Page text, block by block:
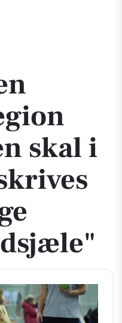
"Æren skal i stor stil tilskrives
skal i